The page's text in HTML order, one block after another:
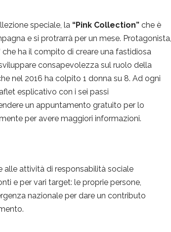
speciale, la “Pink Collection” che è
e si protrarrà per un mese. Protagonista,
ha il compito di creare una fastidiosa
consapevolezza sul ruolo della
nel 2016 ha colpito 1 donna su 8. Ad ogni
esplicativo con i sei passi
un appuntamento gratuito per lo
per avere maggiori informazioni.
alle attività di responsabilità sociale
e per vari target: le proprie persone,
nazionale per dare un contributo